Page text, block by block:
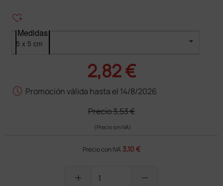
heart_plus
Medidas
2,82 €
schedule Promoción válida hasta el 14/8/2026
Precio3,53 €
(Precio sin IVA)
Precio con IVA 3,10 €
add remove